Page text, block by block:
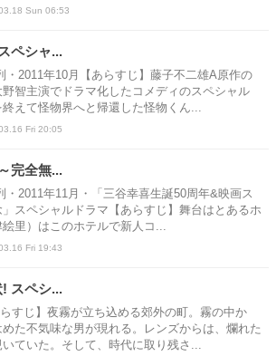
Sun 06:53
ペシャ...
年10月【あらすじ】藤子不二雄A原作の
野智主演でドラマ化したコメディのスペシャル
えて怪物界へと帰還した怪物くん...
Fri 20:05
完全無...
年11月・「三谷幸喜生誕50周年&映画ス
スペシャルドラマ【あらすじ】舞台はとあるホ
里）はこのホテルで新人コ...
Fri 19:43
スペシ...
すじ】夜霧が立ち込める郊外の町。霧の中か
た不気味な男が現れる。レンズからは、爛れた
ていた。そして、時代に取り残さ...